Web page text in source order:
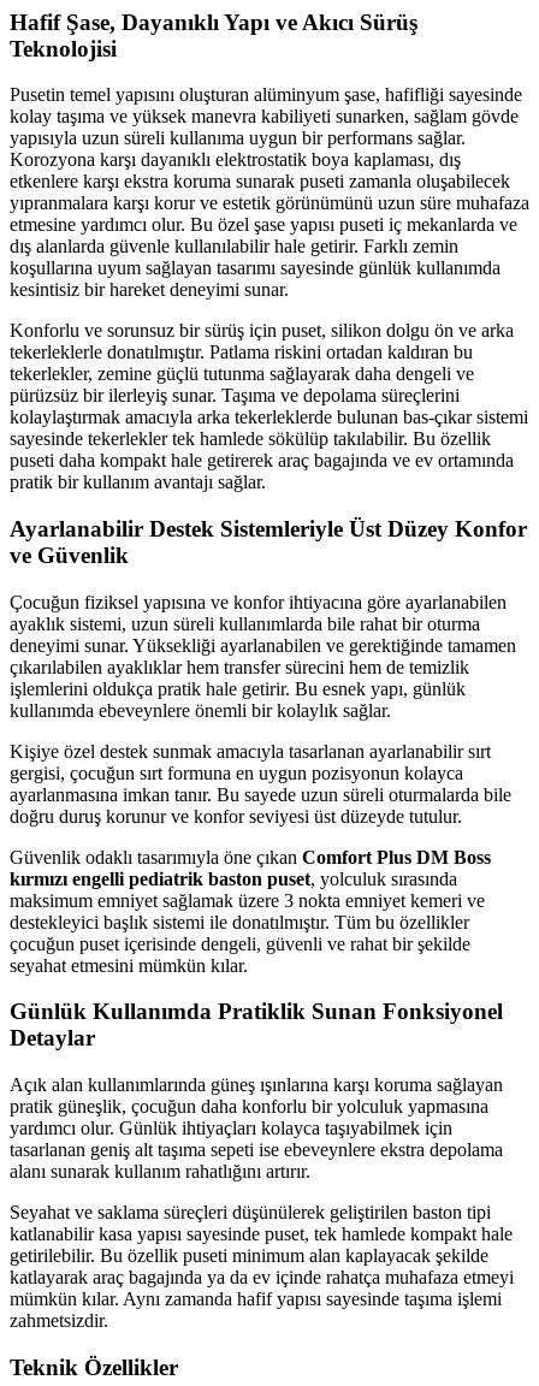
Hafif Şase, Dayanıklı Yapı ve Akıcı Sürüş
Teknolojisi
Pusetin temel yapısını oluşturan alüminyum şase, hafifliği sayesinde
kolay taşıma ve yüksek manevra kabiliyeti sunarken, sağlam gövde
yapısıyla uzun süreli kullanıma uygun bir performans sağlar.
Korozyona karşı dayanıklı elektrostatik boya kaplaması, dış
etkenlere karşı ekstra koruma sunarak puseti zamanla oluşabilecek
yıpranmalara karşı korur ve estetik görünümünü uzun süre muhafaza
etmesine yardımcı olur. Bu özel şase yapısı puseti iç mekanlarda ve
dış alanlarda güvenle kullanılabilir hale getirir. Farklı zemin
koşullarına uyum sağlayan tasarımı sayesinde günlük kullanımda
kesintisiz bir hareket deneyimi sunar.
Konforlu ve sorunsuz bir sürüş için puset, silikon dolgu ön ve arka
tekerleklerle donatılmıştır. Patlama riskini ortadan kaldıran bu
tekerlekler, zemine güçlü tutunma sağlayarak daha dengeli ve
pürüzsüz bir ilerleyiş sunar. Taşıma ve depolama süreçlerini
kolaylaştırmak amacıyla arka tekerleklerde bulunan bas-çıkar sistemi
sayesinde tekerlekler tek hamlede sökülüp takılabilir. Bu özellik
puseti daha kompakt hale getirerek araç bagajında ve ev ortamında
pratik bir kullanım avantajı sağlar.
Ayarlanabilir Destek Sistemleriyle Üst Düzey Konfor
ve Güvenlik
Çocuğun fiziksel yapısına ve konfor ihtiyacına göre ayarlanabilen
ayaklık sistemi, uzun süreli kullanımlarda bile rahat bir oturma
deneyimi sunar. Yüksekliği ayarlanabilen ve gerektiğinde tamamen
çıkarılabilen ayaklıklar hem transfer sürecini hem de temizlik
işlemlerini oldukça pratik hale getirir. Bu esnek yapı, günlük
kullanımda ebeveynlere önemli bir kolaylık sağlar.
Kişiye özel destek sunmak amacıyla tasarlanan ayarlanabilir sırt
gergisi, çocuğun sırt formuna en uygun pozisyonun kolayca
ayarlanmasına imkan tanır. Bu sayede uzun süreli oturmalarda bile
doğru duruş korunur ve konfor seviyesi üst düzeyde tutulur.
Güvenlik odaklı tasarımıyla öne çıkan Comfort Plus DM Boss
kırmızı engelli pediatrik baston puset, yolculuk sırasında
maksimum emniyet sağlamak üzere 3 nokta emniyet kemeri ve
destekleyici başlık sistemi ile donatılmıştır. Tüm bu özellikler
çocuğun puset içerisinde dengeli, güvenli ve rahat bir şekilde
seyahat etmesini mümkün kılar.
Günlük Kullanımda Pratiklik Sunan Fonksiyonel
Detaylar
Açık alan kullanımlarında güneş ışınlarına karşı koruma sağlayan
pratik güneşlik, çocuğun daha konforlu bir yolculuk yapmasına
yardımcı olur. Günlük ihtiyaçları kolayca taşıyabilmek için
tasarlanan geniş alt taşıma sepeti ise ebeveynlere ekstra depolama
alanı sunarak kullanım rahatlığını artırır.
Seyahat ve saklama süreçleri düşünülerek geliştirilen baston tipi
katlanabilir kasa yapısı sayesinde puset, tek hamlede kompakt hale
getirilebilir. Bu özellik puseti minimum alan kaplayacak şekilde
katlayarak araç bagajında ya da ev içinde rahatça muhafaza etmeyi
mümkün kılar. Aynı zamanda hafif yapısı sayesinde taşıma işlemi
zahmetsizdir.
Teknik Özellikler